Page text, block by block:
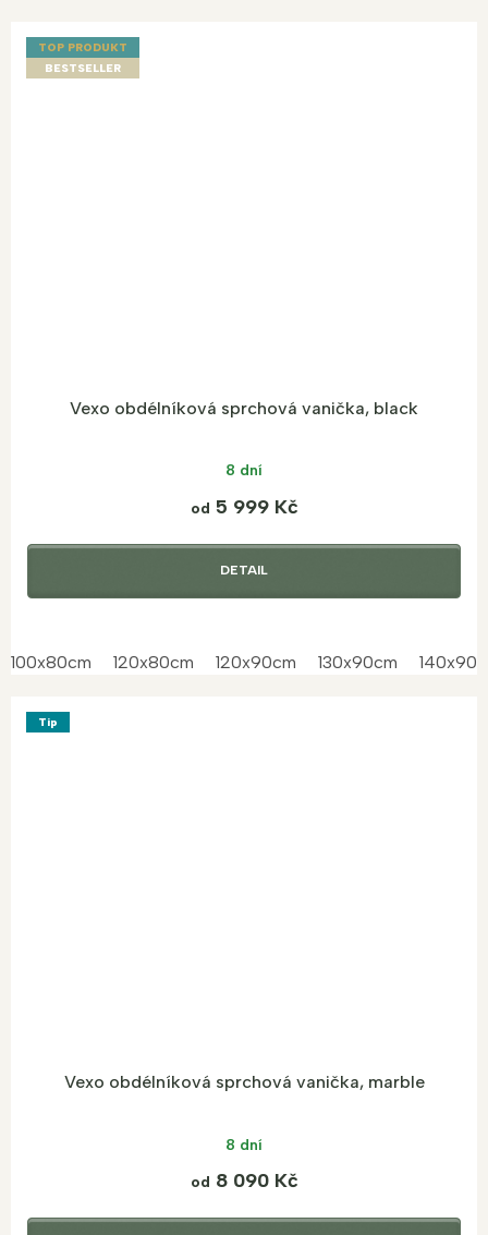
TOP PRODUKT
BESTSELLER
Vexo obdélníková sprchová vanička, black
8 dní
od 5 999 Kč
DETAIL
100x80cm 120x80cm 120x90cm 130x90cm
Tip
Vexo obdélníková sprchová vanička, marble
8 dní
od 8 090 Kč